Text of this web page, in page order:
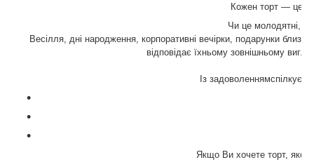
Кожен торт — це
Чи це молодятні, чи
Весілля, дні народження, корпоративні вечірки, подарунки
відповідає їхньому зовнішньому
Із
Якщо Ви хочете торт,